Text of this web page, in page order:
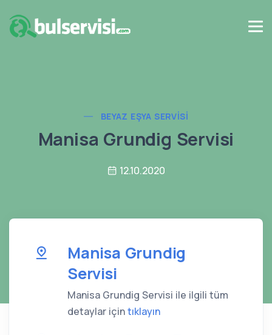
BEYAZ EŞYA SERVISI
Manisa Grundig Servisi
12.10.2020
Manisa Grundig
Servisi
Manisa Grundig Servisi ile ilgili tüm
detaylar içintıklayın